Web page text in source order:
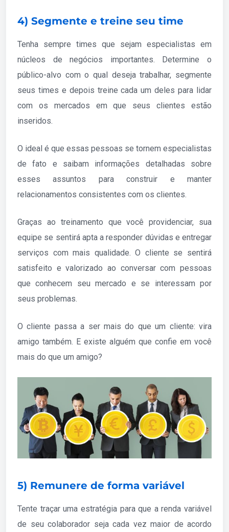
4) Segmente e treine seu time
Tenha sempre times que sejam especialistas em
núcleos de negócios importantes. Determine o
público-alvo com o qual deseja trabalhar, segmente
seus times e depois treine cada um deles para lidar
com os mercados em que seus clientes estão
inseridos.
O ideal é que essas pessoas se tornem especialistas
de fato e saibam informações detalhadas sobre
esses assuntos para construir e manter
relacionamentos consistentes com os clientes.
Graças ao treinamento que você providenciar, sua
equipe se sentirá apta a responder dúvidas e entregar
serviços com mais qualidade. O cliente se sentirá
satisfeito e valorizado ao conversar com pessoas
que conhecem seu mercado e se interessam por
seus problemas.
O cliente passa a ser mais do que um cliente: vira
amigo também. E existe alguém que confie em você
mais do que um amigo?
5) Remunere de forma variável
Tente traçar uma estratégia para que a renda variável
de seu colaborador seja cada vez maior de acordo